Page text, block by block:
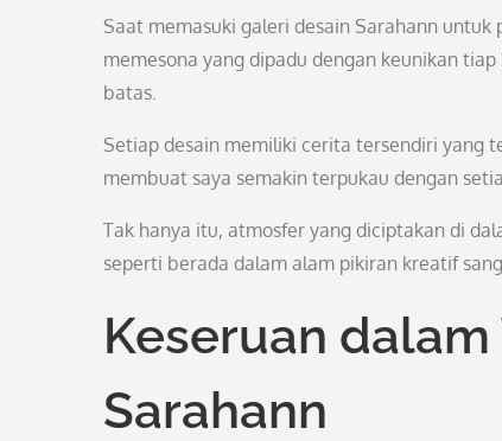
Saat memasuki galeri desain Sarahann
memesona yang dipadu dengan keunikan
batas.
Setiap desain memiliki cerita tersendiri yang
membuat saya semakin terpukau dengan
Tak hanya itu, atmosfer yang diciptakan di
seperti berada dalam alam pikiran kreatif
Keseruan
Sarahann